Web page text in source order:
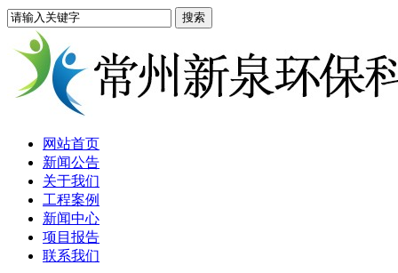
网站首页
新闻公告
关于我们
工程案例
新闻中心
项目报告
联系我们